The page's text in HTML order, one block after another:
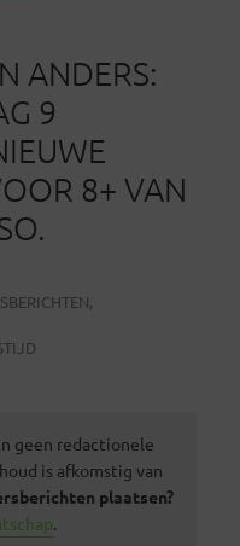
ANDERS:
9
8+ VAN
,
geen redactionele
is afkomstig van
plaatsen?
.